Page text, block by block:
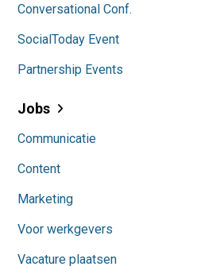
Conversational Conf.
SocialToday Event
Partnership Events
Jobs
Communicatie
Content
Marketing
Voor werkgevers
Vacature plaatsen